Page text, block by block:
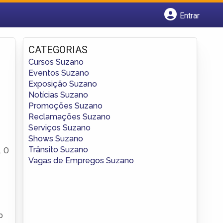
Entrar
Fazer login
Criar conta
O
CATEGORIAS
Cursos Suzano
Eventos Suzano
Exposição Suzano
Notícias Suzano
Promoções Suzano
Reclamações Suzano
Serviços Suzano
Shows Suzano
Trânsito Suzano
Vagas de Empregos Suzano